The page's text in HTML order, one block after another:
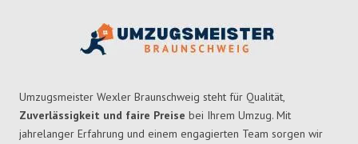
Umzugsmeister Wexler Braunschweig steht für Qualität,
Zuverlässigkeit und faire Preise bei Ihrem Umzug. Mit
jahrelanger Erfahrung und einem engagierten Team sorgen wir